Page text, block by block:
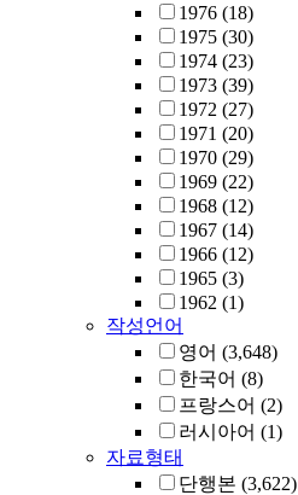
1976 (18)
1975 (30)
1974 (23)
1973 (39)
1972 (27)
1971 (20)
1970 (29)
1969 (22)
1968 (12)
1967 (14)
1966 (12)
1965 (3)
1962 (1)
작성언어
영어 (3,648)
한국어 (8)
프랑스어 (2)
러시아어 (1)
자료형태
단행본 (3,622)